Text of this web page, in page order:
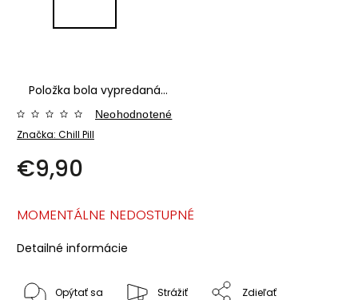
Položka bola vypredaná…
Značka: Chill Pill
Neohodnotené
€9,90
MOMENTÁLNE NEDOSTUPNÉ
Detailné informácie
Opýtať sa Strážiť Zdieľať